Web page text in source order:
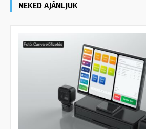
NEKED AJÁNLJUK